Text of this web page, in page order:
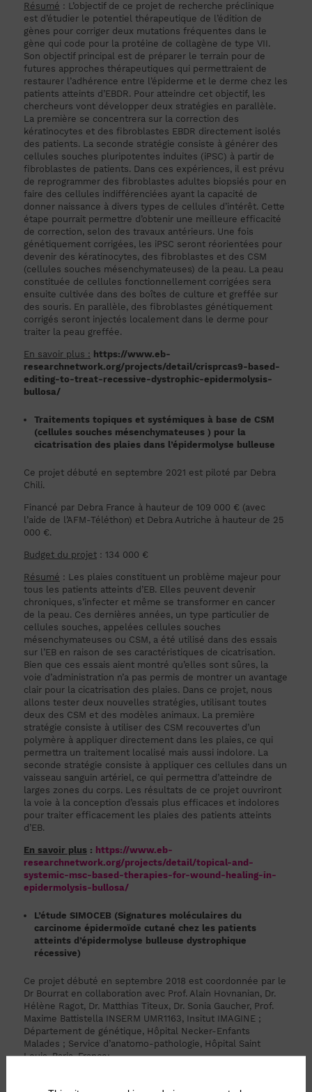
Résumé : L’objectif de ce projet de recherche préclinique
est d’étudier le potentiel thérapeutique de l’édition de
gènes pour corriger deux mutations fréquentes dans le
gène qui code pour la protéine de collagène de type VII.
Son objectif principal est de préparer le terrain pour de
futures approches thérapeutiques qui permettraient de
restaurer l’adhérence entre l’épiderme et le derme chez les
patients atteints d’EBDR. Pour atteindre cet objectif, les
chercheurs vont développer deux stratégies en parallèle.
La première se concentrera sur la correction des
kératinocytes et des fibroblastes EBDR directement isolés
des patients. La seconde stratégie consiste à générer des
cellules souches pluripotentes induites (iPSC) à partir de
fibroblastes de patients. Dans ces expériences, il est prévu
de reprogrammer des fibroblastes adultes biopsiés pour en
faire des cellules indifférenciées ayant la capacité de
donner naissance à divers types de cellules d’intérêt. Cette
étape pourrait permettre d’obtenir une meilleure efficacité
de correction, selon des travaux antérieurs. Une fois
génétiquement corrigées, les iPSC seront réorientées pour
devenir des kératinocytes, des fibroblastes et des CSM
(cellules souches mésenchymateuses) de la peau. La peau
constituée de cellules fonctionnellement corrigées sera
ensuite cultivée dans des boîtes de culture et greffée sur
des souris. En parallèle, des fibroblastes génétiquement
corrigés seront injectés localement dans le derme pour
traiter la peau greffée.
En savoir plus : https://www.eb-
researchnetwork.org/projects/detail/crisprcas9-based-
editing-to-treat-recessive-dystrophic-epidermolysis-
bullosa/
Traitements topiques et systémiques à base de CSM
(cellules souches mésenchymateuses ) pour la
cicatrisation des plaies dans l’épidermolyse bulleuse
Ce projet débuté en septembre 2021 est piloté par Debra
Chili.
Financé par Debra France à hauteur de 109 000 € (avec
l’aide de l’AFM-Téléthon) et Debra Autriche à hauteur de 25
000 €.
Budget du projet : 134 000 €
Résumé : Les plaies constituent un problème majeur pour
tous les patients atteints d’EB. Elles peuvent devenir
chroniques, s’infecter et même se transformer en cancer
de la peau. Ces dernières années, un type particulier de
cellules souches, appelées cellules souches
mésenchymateuses ou CSM, a été utilisé dans des essais
sur l’EB en raison de ses caractéristiques de cicatrisation.
Bien que ces essais aient montré qu’elles sont sûres, la
voie d’administration n’a pas permis de montrer un avantage
clair pour la cicatrisation des plaies. Dans ce projet, nous
allons tester deux nouvelles stratégies, utilisant toutes
deux des CSM et des modèles animaux. La première
stratégie consiste à utiliser des CSM recouvertes d’un
polymère à appliquer directement dans les plaies, ce qui
permettra un traitement localisé mais aussi indolore. La
seconde stratégie consiste à appliquer ces cellules dans un
vaisseau sanguin artériel, ce qui permettra d’atteindre de
larges zones du corps. Les résultats de ce projet ouvriront
la voie à la conception d’essais plus efficaces et indolores
pour traiter efficacement les plaies des patients atteints
d’EB.
En savoir plus : https://www.eb-
researchnetwork.org/projects/detail/topical-and-
systemic-msc-based-therapies-for-wound-healing-in-
epidermolysis-bullosa/
L’étude SIMOCEB (Signatures moléculaires du
carcinome épidermoïde cutané chez les patients
atteints d’épidermolyse bulleuse dystrophique
récessive)
Ce projet débuté en septembre 2018 est coordonnée par le
Dr Bourrat en collaboration avec Prof. Alain Hovnanian, Dr.
Hélène Ragot, Dr. Matthias Titeux, Dr. Sonia Gaucher, Prof.
Maxime Battistella INSERM UMR1163, Insitut IMAGINE ;
Département de génétique, Hôpital Necker-Enfants
Malades ; Service d’anatomo-pathologie, Hôpital Saint
Louis, Paris, France;